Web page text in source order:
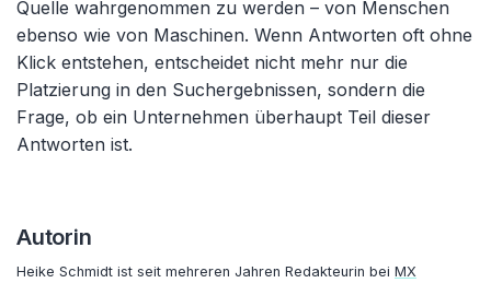
Quelle wahrgenommen zu werden – von Menschen
ebenso wie von Maschinen. Wenn Antworten oft ohne
Klick entstehen, entscheidet nicht mehr nur die
Platzierung in den Suchergebnissen, sondern die
Frage, ob ein Unternehmen überhaupt Teil dieser
Antworten ist.
Autorin
Heike Schmidt ist seit mehreren Jahren Redakteurin bei MX